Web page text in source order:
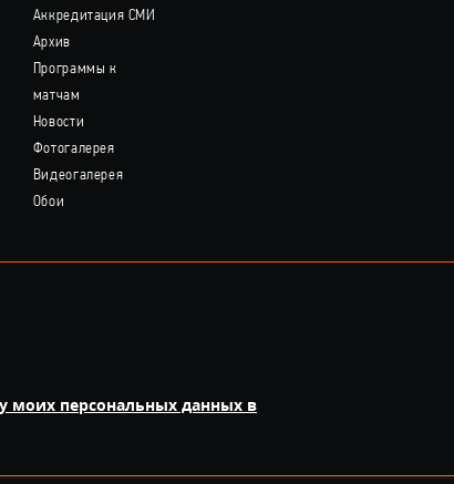
Аккредитация СМИ
Архив
Программы к
матчам
Новости
Фотогалерея
Видеогалерея
Обои
моих персональных данных в